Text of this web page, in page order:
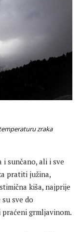
zraka
sunčano, ali i sve
pratiti južina,
kiša, najprije
sve do
grmljavinom.